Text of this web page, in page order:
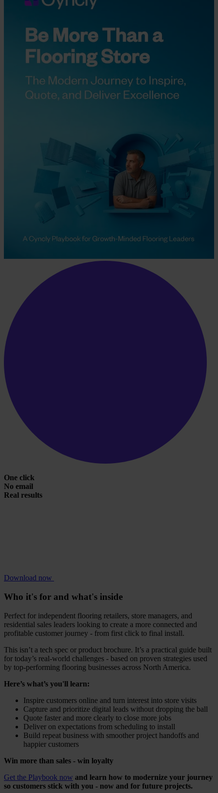
One click
No email
Real results
Download now
Who it's for and what's inside
Perfect for independent flooring retailers, store managers, and
residential sales leaders looking to create a more connected and
profitable customer journey - from first click to final install.
This isn’t a tech spec or product brochure. It’s a practical guide built
for today’s real-world challenges - based on proven strategies used
by top-performing flooring businesses across North America.
Here’s what’s you'll learn:
Inspire customers online and turn interest into store visits
Capture and prioritize digital leads without dropping the ball
Quote faster and more clearly to close more jobs
Deliver on expectations from scheduling to install
Build repeat business with smoother project handoffs and
happier customers
Win more than sales - win loyalty
Get the Playbook now and learn how to modernize your journey
so customers stick with you - now and for future projects.